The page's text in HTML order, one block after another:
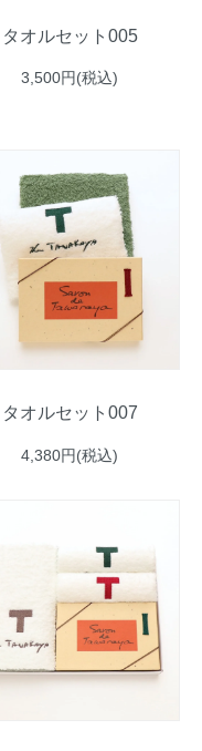
タオルセット005
3,500円(税込)
タオルセット007
4,380円(税込)